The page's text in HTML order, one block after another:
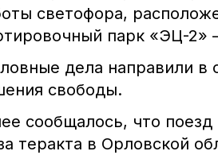
светофора,
парк «ЭЦ-2»
дела направили
свободы.
сообщалось, что
теракта в Орловской